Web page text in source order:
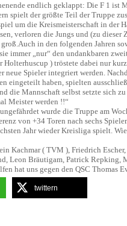
endlich geklappt: Die F 1 ist
spielt der größte Teil der Truppe
um die Kreismeisterschaft in der
verloren die Jungs und (zu dieser
in den folgenden Jahren
immer „nur“ den undankbaren
Holterhuscup ) tröstete dabei nur
neue Spieler integriert werden.
eingeteilt haben, spielten
die Mannschaft selbst setzte sich
Meister werden !!“
wurde die Truppe am
von +34 Toren nach sechs
Jahr wieder Kreisliga spielt.
Kachmar ( TVM ), Friedrich Escher,
Leon Bräutigam, Patrick Repking,
hat uns gegen den QSC Thomas
twittern